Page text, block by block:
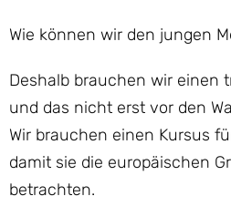
Wie können wir den jungen
Deshalb brauchen wir einen
und das nicht erst vor den
Wir brauchen einen Kursus
damit sie die europäischen
betrachten.